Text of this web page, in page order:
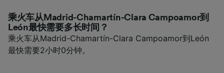
乘火车从Madrid-Chamartín-Clara Campoamor到
León最快需要多长时间？
乘火车从Madrid-Chamartín-Clara Campoamor到León
最快需要2小时0分钟。